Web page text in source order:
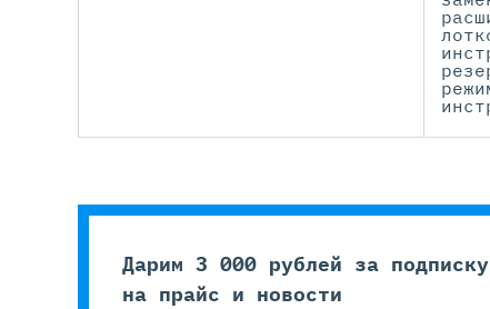
Дарим 3 000 рублей за подписку
на прайс и новости